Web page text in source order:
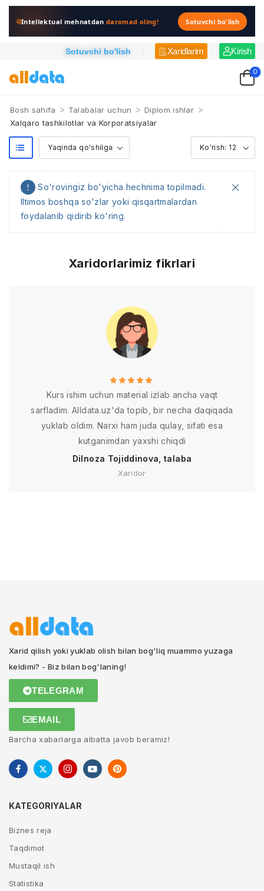
Intellektual mehnatdandaromad oling! Sotuvchi bo'lish
Sotuvchi bo'lish Xaridlarim Kirish
0
Bosh sahifa > Talabalar uchun > Diplom ishlar >
Xalqaro tashkilotlar va Korporatsiyalar
So'rovingiz bo'yicha hechnima topilmadi.
Iltimos boshqa so'zlar yoki qisqartmalardan
foydalanib qidirib ko'ring.
Xaridorlarimiz fikrlari
Kurs ishim uchun material izlab ancha vaqt
sarfladim. Alldata.uz'da topib, bir necha daqiqada
yuklab oldim. Narxi ham juda qulay, sifati esa
kutganimdan yaxshi chiqdi
Dilnoza Tojiddinova, talaba
Xaridor
Xarid qilish yoki yuklab olish bilan bog'liq muammo yuzaga
keldimi? - Biz bilan bog'laning!
TELEGRAM
EMAIL
Barcha xabarlarga albatta javob beramiz!
KATEGORIYALAR
Biznes reja
Taqdimot
Mustaqil ish
Statistika